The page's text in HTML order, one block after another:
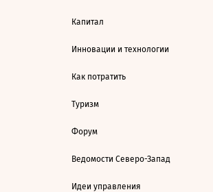
Капитал
Инновации и технологии
Как потратить
Туризм
Форум
Ведомости Северо-Запад
Идеи управления